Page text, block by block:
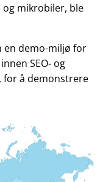
mikrobiler, ble
en demo-miljø for
SEO- og
for å demonstrere